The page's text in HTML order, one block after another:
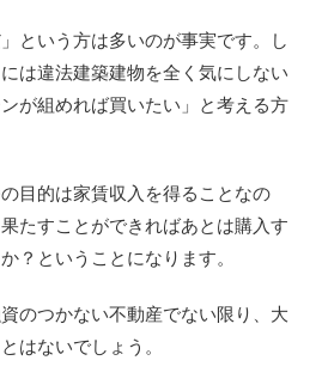
という方は多いのが事実です。し
は違法建築建物を全く気にしない
が組めれば買いたい」と考える方
目的は家賃収入を得ることなの
たすことができればあとは購入す
？ということになります。
のつかない不動産でない限り、大
はないでしょう。